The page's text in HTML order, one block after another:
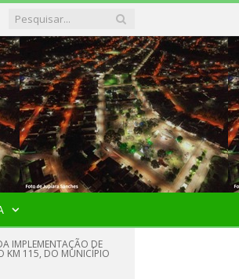
IMPLEMENTAÇÃO DE
KM 115, DO MUNICÍPIO